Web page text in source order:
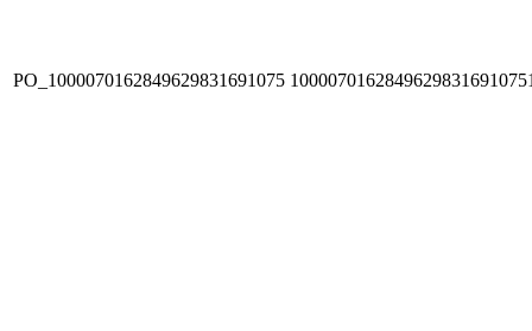
PO_1000070162849629831691075